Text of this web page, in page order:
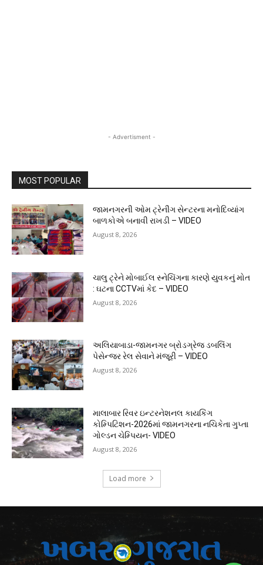
- Advertisment -
MOST POPULAR
જામનગરની ઓમ ટ્રેનીંગ સેન્ટરના મનોદિવ્યાંગ
બાળકોએ બનાવી રાખડી – VIDEO
August 8, 2026
ચાલુ ટ્રેને મોબાઈલ સ્નેચિંગના કારણે યુવકનું મોત
: ઘટના CCTVમાં કેદ – VIDEO
August 8, 2026
અલિયાબાડા-જામનગર બ્રોડગ્રેજ ડબલિંગ
પેસેન્જર રેલ સેવાને મંજૂરી – VIDEO
August 8, 2026
માલાબાર રિવર ઇન્ટરનેશનલ કાયકિંગ
કોમ્પિટિશન-2026માં જામનગરના નચિકેતા ગુપ્તા
ગોલ્ડન ચેમ્પિયન- VIDEO
August 8, 2026
Load more